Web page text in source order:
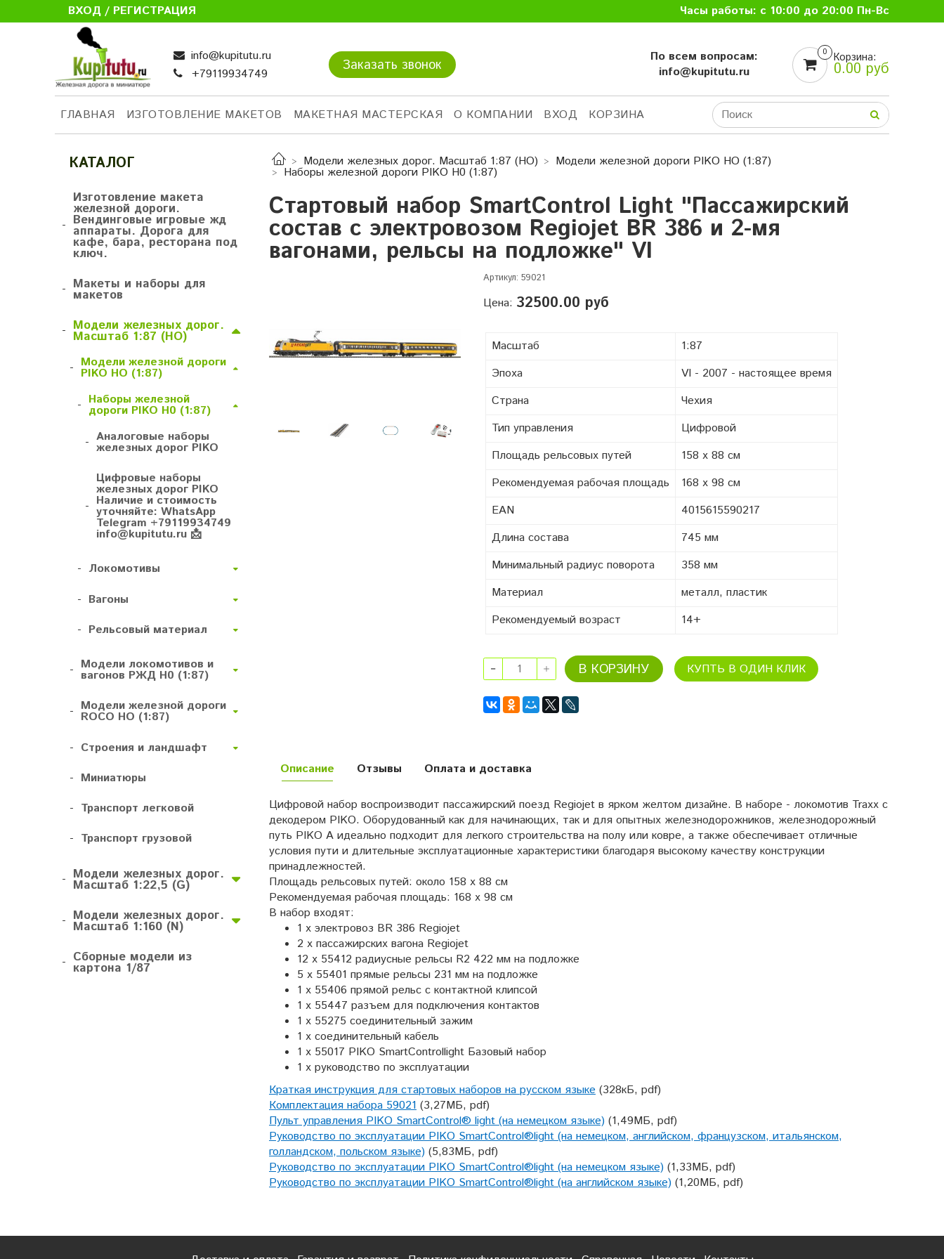
ВХОД / РЕГИСТРАЦИЯ Часы работы: с 10:00 до 20:00 Пн-Вс
info@kupitutu.ru
+79119934749
Заказать звонок
По всем вопросам:
info@kupitutu.ru
0 Корзина:
0.00 руб
ГЛАВНАЯ ИЗГОТОВЛЕНИЕ МАКЕТОВ МАКЕТНАЯ МАСТЕРСКАЯ О КОМПАНИИ ВХОД КОРЗИНА
Модели железных дорог. Масштаб 1:87 (HO) Модели железной дороги PIKO HO (1:87)
Наборы железной дороги PIKO H0 (1:87)
Стартовый набор SmartControl Light "Пассажирский
состав с электровозом Regiojet BR 386 и 2-мя
вагонами, рельсы на подложке" VI
Артикул: 59021
Цена: 32500.00 руб
Масштаб
1:87
Эпоха
VI - 2007 - настоящее время
Страна
Чехия
Тип управления
Цифровой
Площадь рельсовых путей
158 x 88 см
Pекомендуемая рабочая площадь
168 x 98 см
EAN
4015615590217
Длина состава
745 мм
Минимальный радиус поворота
358 мм
Материал
металл, пластик
Рекомендуемый возраст
14+
В КОРЗИНУ КУПТЬ В ОДИН КЛИК
Описание
Цифровой набор воспроизводит пассажирский поезд Regiojet в ярком желтом дизайне. В наборе - локомотив Traxx с
декодером PIKO. Оборудованный как для начинающих, так и для опытных железнодорожников, железнодорожный
путь PIKO A идеально подходит для легкого строительства на полу или ковре, а также обеспечивает отличные
условия пути и длительные эксплуатационные характеристики благодаря высокому качеству конструкции
принадлежностей.
Площадь рельсовых путей: около 158 х 88 см
Pекомендуемая рабочая площадь: 168 х 98 см
В набор входят:
1 х электровоз BR 386 Regiojet
2 х пассажирских вагона Regiojet
12 х 55412 радиусные рельсы R2 422 мм на подложке
5 х 55401 прямые рельсы 231 мм на подложке
1 х 55406 прямой рельс с контактной клипсой
1 х 55447 разъем для подключения контактов
1 х 55275 соединительный зажим
1 х соединительный кабель
1 х 55017 PIKO SmartControllight Базовый набор
1 х руководство по эксплуатации
Краткая инструкция для стартовых наборов на русском языке (328кБ, pdf)
Комплектация набора 59021 (3,27МБ, pdf)
Пульт управления PIKO SmartControl® light (на немецком языке) (1,49МБ, pdf)
Руководство по эксплуатации PIKO SmartControl®light (на немецком, английском, французском, итальянском,
голландском, польском языке) (5,83МБ, pdf)
Руководство по эксплуатации PIKO SmartControl®light (на немецком языке) (1,33МБ, pdf)
Руководство по эксплуатации PIKO SmartControl®light (на английском языке) (1,20МБ, pdf)
Отзывы Оплата и доставка
КАТАЛОГ
-
Изготовление макета
железной дороги.
Вендинговые игровые жд
аппараты. Дорога для
кафе, бара, ресторана под
ключ.
- Макеты и наборы для
макетов
- Модели железных дорог.
Масштаб 1:87 (HO)
- Модели железной дороги
PIKO HO (1:87)
- Наборы железной
дороги PIKO H0 (1:87)
- Аналоговые наборы
железных дорог PIKO
-
Цифровые наборы
железных дорог PIKO
Наличие и стоимость
уточняйте: WhatsApp
Telegram +79119934749
info@kupitutu.ru 📩
- Локомотивы
- Вагоны
- Рельсовый материал
- Модели локомотивов и
вагонов РЖД H0 (1:87)
- Модели железной дороги
ROCO HO (1:87)
- Строения и ландшафт
- Миниатюры
- Транспорт легковой
- Транспорт грузовой
- Модели железных дорог.
Масштаб 1:22,5 (G)
- Модели железных дорог.
Масштаб 1:160 (N)
- Сборные модели из
картона 1/87